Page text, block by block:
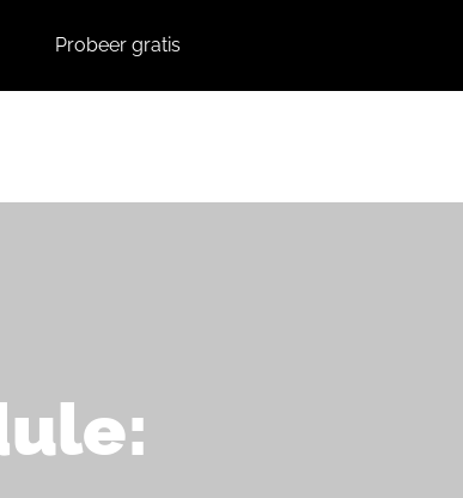
Probeer gratis